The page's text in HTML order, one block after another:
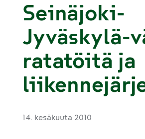
Seinäjoki-
Jyväskylä-
ratatöitä ja
14. kesäkuuta 2010